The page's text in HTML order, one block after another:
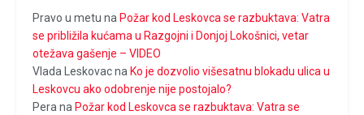
Pravo u metu na Požar kod Leskovca se razbuktava: Vatra
se približila kućama u Razgojni i Donjoj Lokošnici, vetar
otežava gašenje – VIDEO
Vlada Leskovacna Ko je dozvolio višesatnu blokadu ulica u
Leskovcu ako odobrenje nije postojalo?
Pera na Požar kod Leskovca se razbuktava: Vatra se